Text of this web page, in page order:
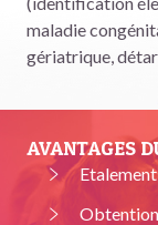
maladie
gériatrique,
AVANTAGES